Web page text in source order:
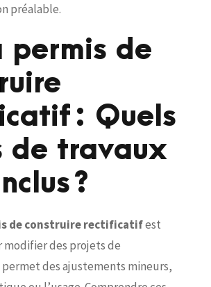
préalable.
permis de
: Quels
de travaux
?
de construire rectificatifest
des projets de
des ajustements mineurs,